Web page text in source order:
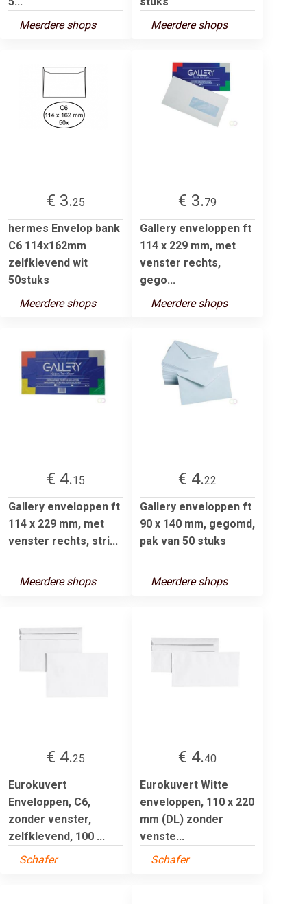
Meerdere shops
Meerdere shops
€ 3.25
hermes Envelop bank
C6 114x162mm
zelfklevend wit
50stuks
Meerdere shops
€ 3.79
Gallery enveloppen ft
114 x 229 mm, met
venster rechts,
gego...
Meerdere shops
€ 4.15
Gallery enveloppen ft
114 x 229 mm, met
venster rechts, stri...
Meerdere shops
€ 4.22
Gallery enveloppen ft
90 x 140 mm, gegomd,
pak van 50 stuks
Meerdere shops
€ 4.25
Eurokuvert
Enveloppen, C6,
zonder venster,
zelfklevend, 100 ...
Schafer
€ 4.40
Eurokuvert Witte
enveloppen, 110 x 220
mm (DL) zonder
venste...
Schafer